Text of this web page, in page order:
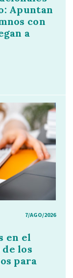
Apuntan
con
a
7/AGO/2026
en el
los
para